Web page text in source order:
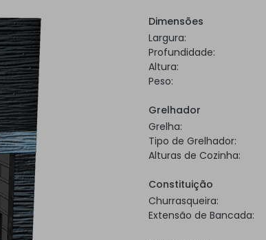
Dimensões
Largura:
Profundidade:
Altura:
Peso:
Grelhador
Grelha:
Tipo de Grelhador:
Alturas de Cozinha:
Constituição
Churrasqueira:
Extensão de Bancada: